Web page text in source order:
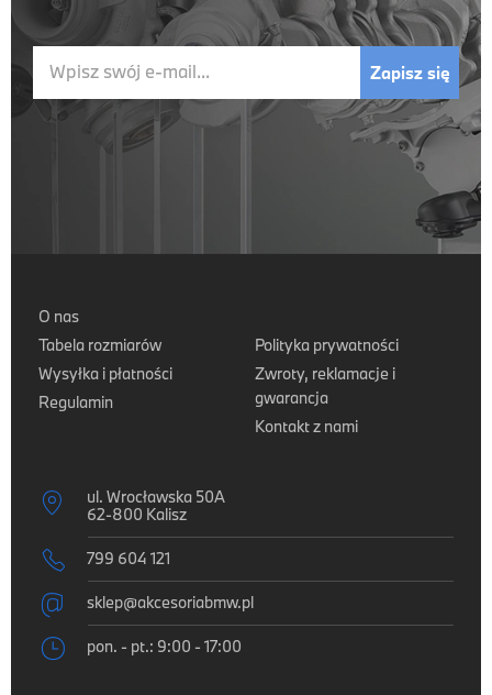
Wpisz swój e-mail... Zapisz się
O nas
Tabela rozmiarów
Wysyłka i płatności
Regulamin
Polityka prywatności
Zwroty, reklamacje i
gwarancja
Kontakt z nami

ul. Wrocławska 50A
62-800 Kalisz
 799 604 121
 sklep@akcesoriabmw.pl
 pon. - pt.: 9:00 - 17:00